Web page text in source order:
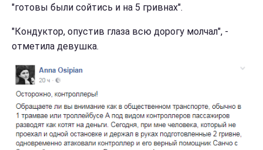
"готовы были сойтись и на 5 гривнах".
"Кондуктор, опустив глаза всю дорогу молчал", -
отметила девушка.